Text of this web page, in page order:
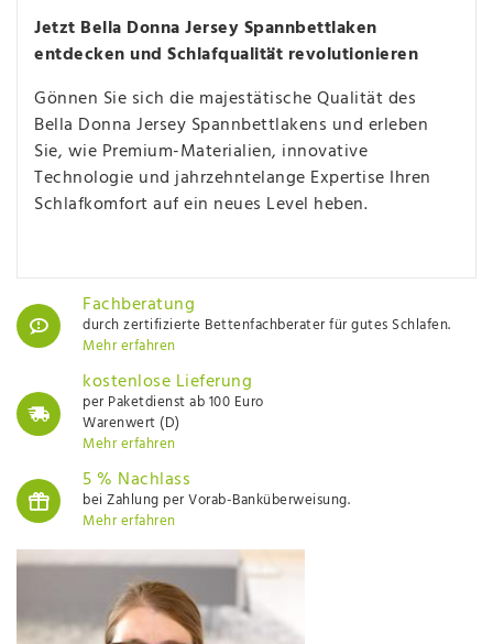
Jetzt Bella Donna Jersey Spannbettlaken
entdecken und Schlafqualität revolutionieren
Gönnen Sie sich die majestätische Qualität des
Bella Donna Jersey Spannbettlakens und erleben
Sie, wie Premium-Materialien, innovative
Technologie und jahrzehntelange Expertise Ihren
Schlafkomfort auf ein neues Level heben.
Fachberatung
durch zertifizierte Bettenfachberater für gutes Schlafen.
Mehr erfahren
kostenlose Lieferung
per Paketdienst ab 100 Euro
Warenwert (D)
Mehr erfahren
5 % Nachlass
bei Zahlung per Vorab-Banküberweisung.
Mehr erfahren